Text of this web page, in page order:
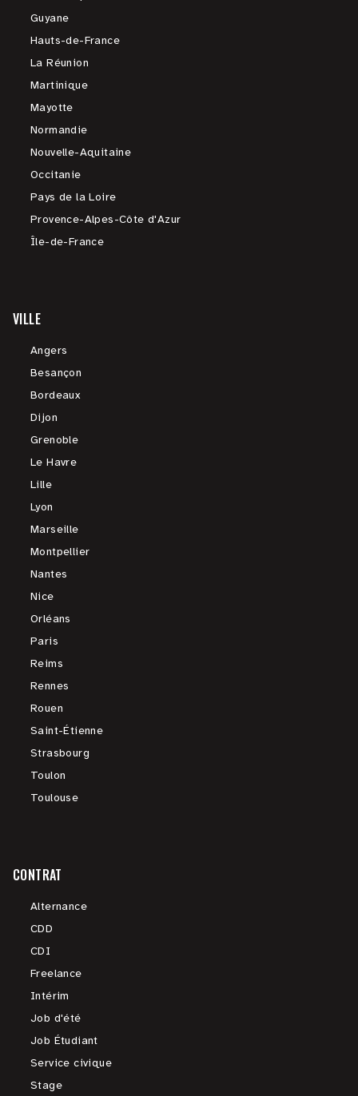
Guyane
Hauts-de-France
La Réunion
Martinique
Mayotte
Normandie
Nouvelle-Aquitaine
Occitanie
Pays de la Loire
Provence-Alpes-Côte d'Azur
Île-de-France
VILLE
Angers
Besançon
Bordeaux
Dijon
Grenoble
Le Havre
Lille
Lyon
Marseille
Montpellier
Nantes
Nice
Orléans
Paris
Reims
Rennes
Rouen
Saint-Étienne
Strasbourg
Toulon
Toulouse
CONTRAT
Alternance
CDD
CDI
Freelance
Intérim
Job d'été
Job Étudiant
Service civique
Stage